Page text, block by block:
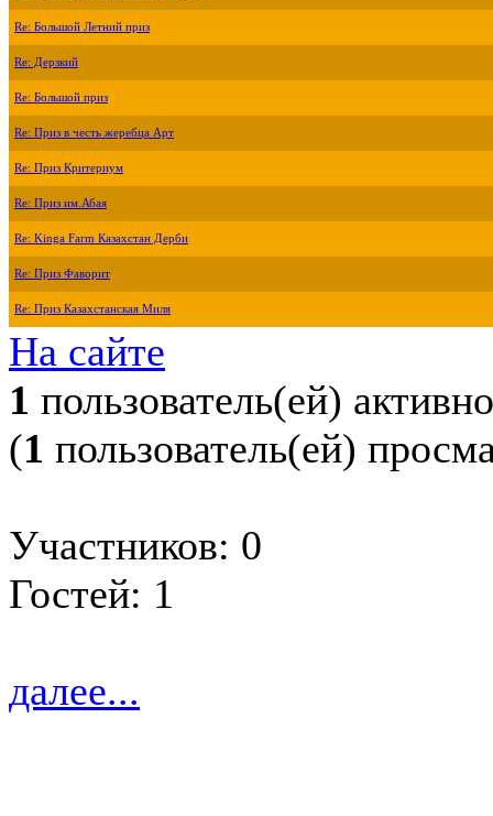
Re: Большой Летний приз
Re: Дерзкий
Re: Большой приз
Re: Приз в честь жеребца Арт
Re: Приз Критериум
Re: Приз им.Абая
Re: Kinga Farm Казахстан Дерби
Re: Приз Фаворит
Re: Приз Казахстанская Миля
На сайте
1 пользователь(ей) активно
(1 пользователь(ей)
Участников: 0
Гостей: 1
далее...